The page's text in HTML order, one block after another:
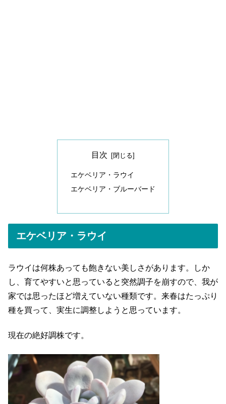
目次
エケベリア・ラウイ
エケベリア・ブルーバード
エケベリア・ラウイ
ラウイは何株あっても飽きない美しさがあります。しか
し、育てやすいと思っていると突然調子を崩すので、我が
家では思ったほど増えていない種類です。来春はたっぷり
種を買って、実生に調整しようと思っています。
現在の絶好調株です。